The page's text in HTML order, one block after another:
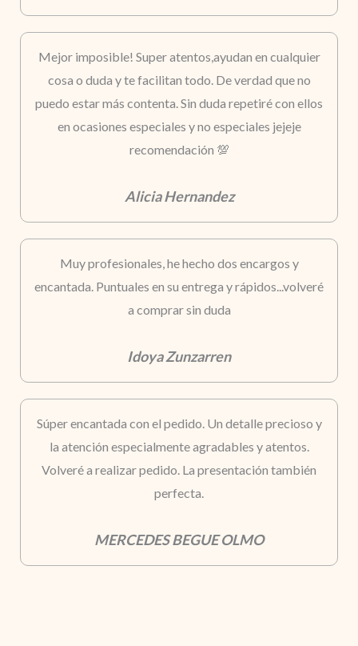
Mejor imposible! Super atentos,ayudan en cualquier
cosa o duda y te facilitan todo. De verdad que no
puedo estar más contenta. Sin duda repetiré con ellos
en ocasiones especiales y no especiales jejeje
recomendación 💯
Alicia Hernandez
Muy profesionales, he hecho dos encargos y
encantada. Puntuales en su entrega y rápidos...volveré
a comprar sin duda
Idoya Zunzarren
Súper encantada con el pedido. Un detalle precioso y
la atención especialmente agradables y atentos.
Volveré a realizar pedido. La presentación también
perfecta.
MERCEDES BEGUE OLMO